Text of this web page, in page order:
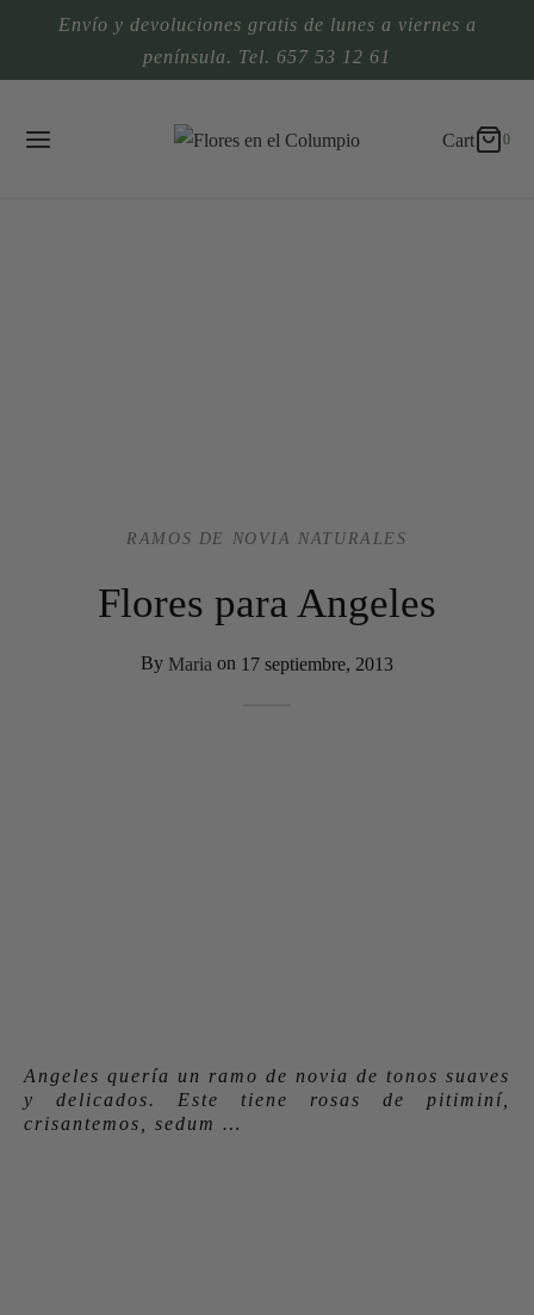
Envío y devoluciones gratis de lunes a viernes a
península. Tel. 657 53 12 61
Cart 0
RAMOS DE NOVIA NATURALES
Flores para Angeles
By Maria on 17 septiembre, 2013
Angeles quería un ramo de novia de tonos suaves
y delicados. Este tiene rosas de pitiminí,
crisantemos, sedum …